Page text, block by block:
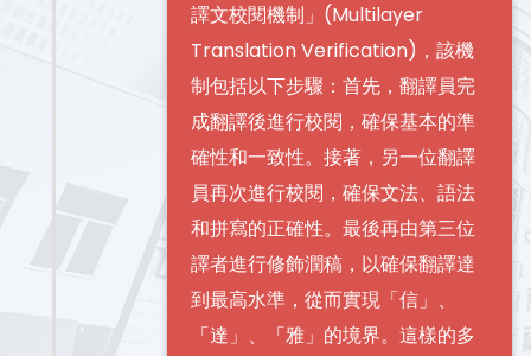
譯文校閱機制」(Multilayer
Translation Verification)，該機
制包括以下步驟：首先，翻譯員完
成翻譯後進行校閱，確保基本的準
確性和一致性。接著，另一位翻譯
員再次進行校閱，確保文法、語法
和拼寫的正確性。最後再由第三位
譯者進行修飾潤稿，以確保翻譯達
到最高水準，從而實現「信」、
「達」、「雅」的境界。這樣的多